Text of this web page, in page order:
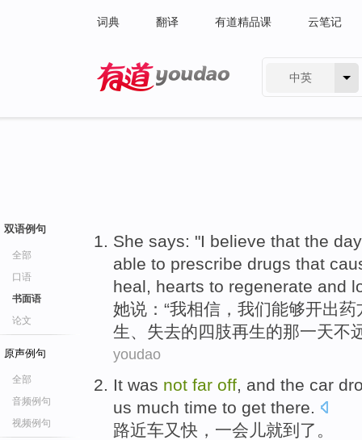
词典 翻译 有道精品课 云笔记
中英
双语例句
全部
口语
书面语
论文
原声例句
全部
音频例句
视频例句
She says: "I believe that the day
able to prescribe drugs that
heal, hearts to regenerate and
她说 ：“我相信 ， 我们能够开出药
生、 失去的四肢再生的那一天不
youdao
It was not far off, and the car
us much time to get there.
路近车又快 ，一会儿就到了。